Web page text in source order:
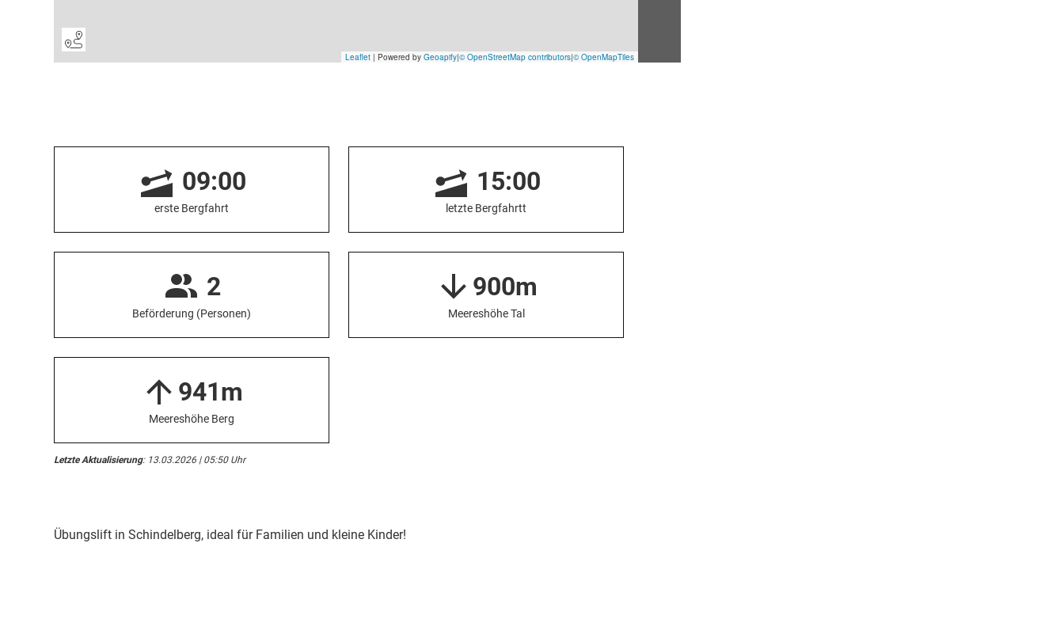
09:00
erste Bergfahrt
15:00
letzte Bergfahrtt
2
Beförderung (Personen)
900m
Meereshöhe Tal
941m
Meereshöhe Berg
Letzte Aktualisierung: 13.03.2026 | 05:50 Uhr
Übungslift in Schindelberg, ideal für Familien und kleine Kinder!